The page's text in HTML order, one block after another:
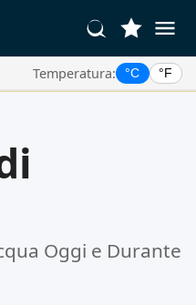
Temperatura: °C °F
Oggi e Durante